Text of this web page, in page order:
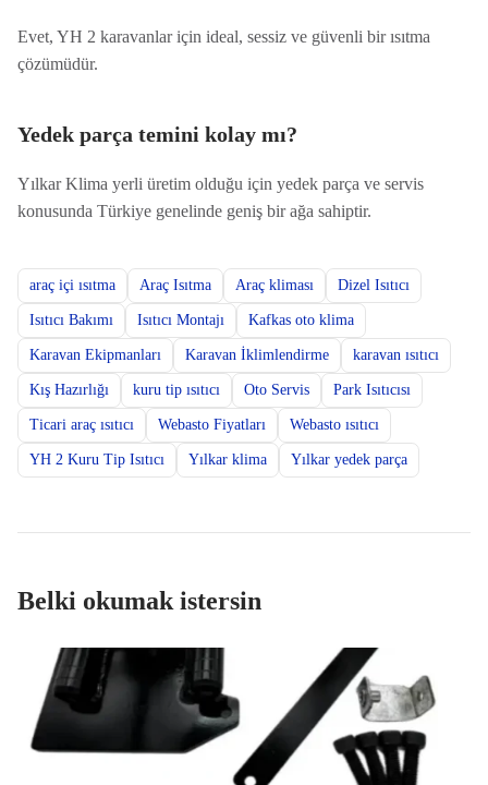
Evet, YH 2 karavanlar için ideal, sessiz ve güvenli bir ısıtma
çözümüdür.
Yedek parça temini kolay mı?
Yılkar Klima yerli üretim olduğu için yedek parça ve servis
konusunda Türkiye genelinde geniş bir ağa sahiptir.
araç içi ısıtma Araç Isıtma Araç kliması Dizel Isıtıcı
Isıtıcı Bakımı Isıtıcı Montajı Kafkas oto klima
Karavan Ekipmanları Karavan İklimlendirme karavan ısıtıcı
Kış Hazırlığı kuru tip ısıtıcı Oto Servis Park Isıtıcısı
Ticari araç ısıtıcı Webasto Fiyatları Webasto ısıtıcı
YH 2 Kuru Tip Isıtıcı Yılkar klima Yılkar yedek parça
Belki okumak istersin